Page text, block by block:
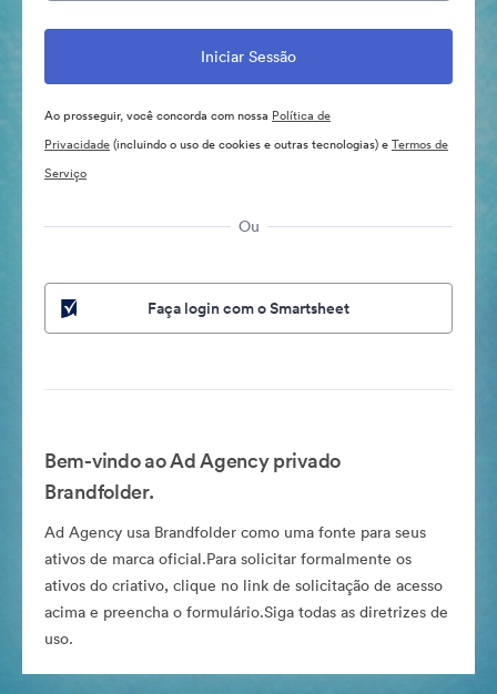
Ao prosseguir, você concorda com nossa Política de
Privacidade(incluindo o uso de cookies e outras tecnologias) eTermos de
Serviço
Ou
Faça login com o Smartsheet
Bem-vindo ao Ad Agency privado
Brandfolder.
Ad Agency usa Brandfolder como uma fonte para seus
ativos de marca oficial.Para solicitar formalmente os
ativos do criativo, clique no link de solicitação de acesso
acima e preencha o formulário.Siga todas as diretrizes de
uso.